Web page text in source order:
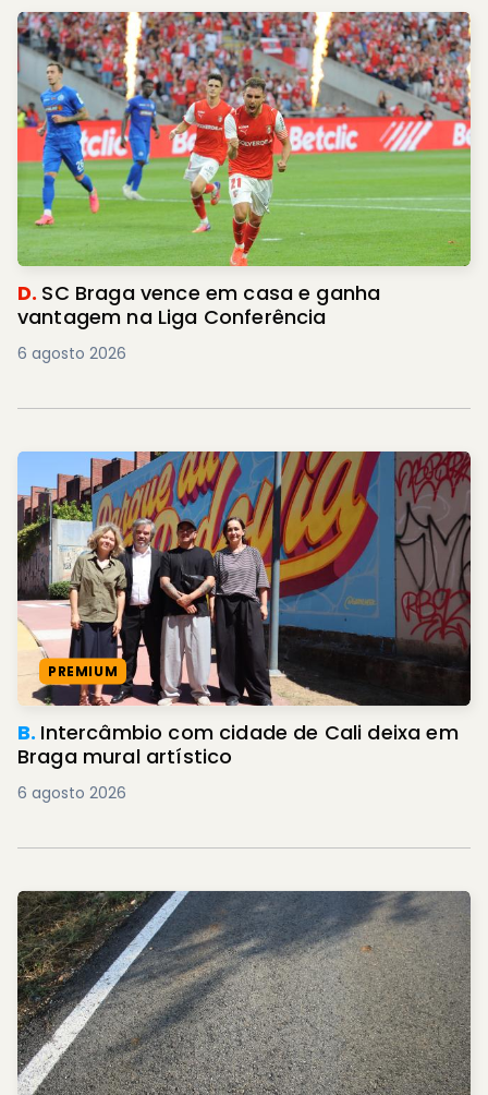
D. SC Braga vence em casa e ganha
vantagem na Liga Conferência
6 agosto 2026
PREMIUM
B. Intercâmbio com cidade de Cali deixa em
Braga mural artístico
6 agosto 2026